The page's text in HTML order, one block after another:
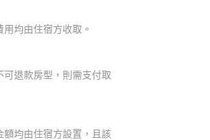
均由住宿方收取。
退款房型，則需支付取
均由住宿方設置，且該